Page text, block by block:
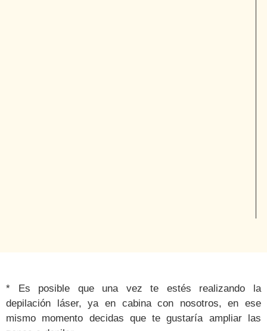
* Es posible que una vez te estés realizando la
depilación láser, ya en cabina con nosotros, en ese
mismo momento decidas que te gustaría ampliar las